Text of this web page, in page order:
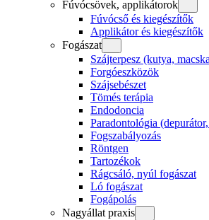
Fúvócsövek, applikátorok
Fúvócső és kiegészítők
Applikátor és kiegészítők
Fogászat
Szájterpesz (kutya,
Forgóeszközök
Szájsebészet
Tömés terápia
Endodoncia
Paradontológia
Fogszabályozás
Röntgen
Tartozékok
Rágcsáló, nyúl fogászat
Ló fogászat
Fogápolás
Nagyállat praxis